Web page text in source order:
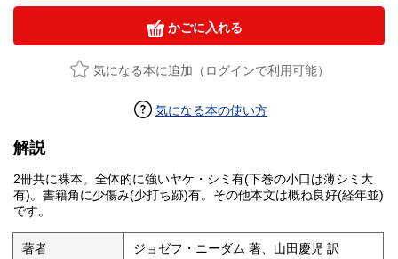
かごに入れる
気になる本に追加（ログインで利用可能）
気になる本の使い方
解説
2冊共に裸本。全体的に強いヤケ・シミ有(下巻の小口は薄シミ大
有)。書籍角に少傷み(少打ち跡)有。その他本文は概ね良好(経年並)
です。
著者 ジョゼフ・ニーダム 著、山田慶児 訳